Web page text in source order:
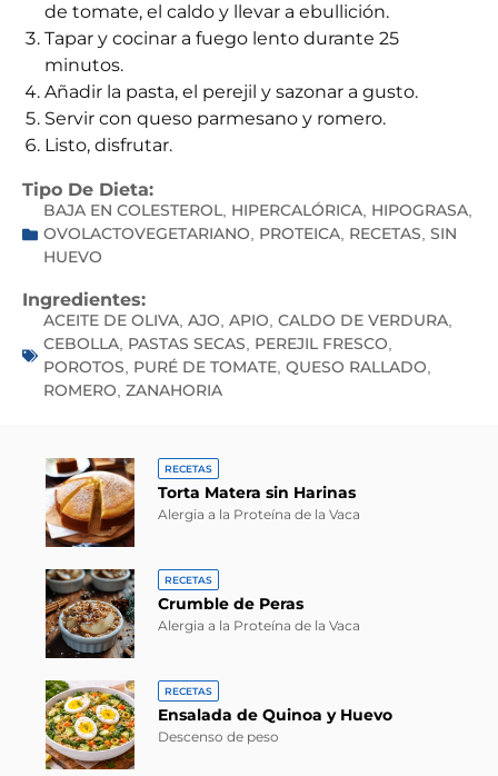
de tomate, el caldo y llevar a ebullición.
Tapar y cocinar a fuego lento durante 25
minutos.
Añadir la pasta, el perejil y sazonar a gusto.
Servir con queso parmesano y romero.
Listo, disfrutar.
Tipo De Dieta:
BAJA EN COLESTEROL, HIPERCALÓRICA, HIPOGRASA,
OVOLACTOVEGETARIANO, PROTEICA, RECETAS, SIN
HUEVO
Ingredientes:
ACEITE DE OLIVA, AJO, APIO, CALDO DE VERDURA,
CEBOLLA, PASTAS SECAS, PEREJIL FRESCO,
POROTOS, PURÉ DE TOMATE, QUESO RALLADO,
ROMERO, ZANAHORIA
RECETAS
Torta Matera sin Harinas
Alergia a la Proteína de la Vaca
RECETAS
Crumble de Peras
Alergia a la Proteína de la Vaca
RECETAS
Ensalada de Quinoa y Huevo
Descenso de peso